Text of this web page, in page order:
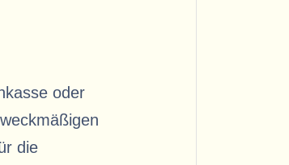
oder
die